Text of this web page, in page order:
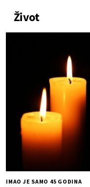
Život
IMAO JE SAMO 45 GODINA